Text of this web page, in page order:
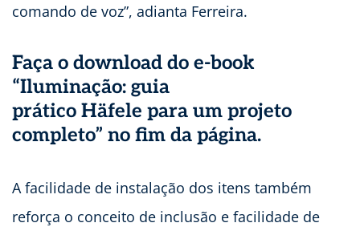
comando de voz”, adianta Ferreira.
Faça o download do e-book
“Iluminação: guia
prático Häfele para um projeto
completo” no fim da página.
A facilidade de instalação dos itens também
reforça o conceito de inclusão e facilidade de